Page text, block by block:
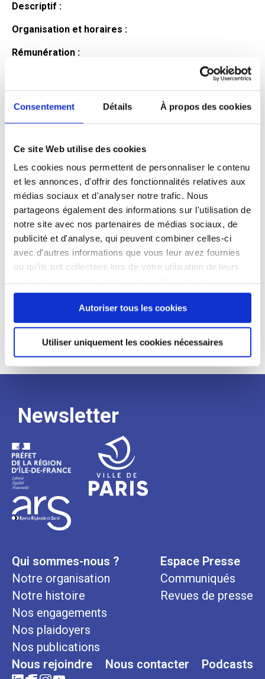
Consentement Détails À propos des cookies
Ce site Web utilise des cookies
Les cookies nous permettent de personnaliser le contenu
et les annonces, d'offrir des fonctionnalités relatives aux
médias sociaux et d'analyser notre trafic. Nous
partageons également des informations sur l'utilisation de
notre site avec nos partenaires de médias sociaux, de
publicité et d'analyse, qui peuvent combiner celles-ci
avec d'autres informations que vous leur avez fournies
ou qu'ils ont collectées lors de votre utilisation de leurs
continuez à utiliser notre site Web.
Autoriser tous les cookies
Utiliser uniquement les cookies nécessaires
Descriptif :
Organisation et horaires :
Rémunération :
Profil du
candidat
Qualifications et diplômes :
Profil recherché :
Processus
de
recrutement
Newsletter
Qui sommes-nous ?
Notre organisation
Notre histoire
Nos engagements
Nos plaidoyers
Nos publications
Espace Presse
Communiqués
Revues de presse
Nous rejoindre Nous contacter Podcasts